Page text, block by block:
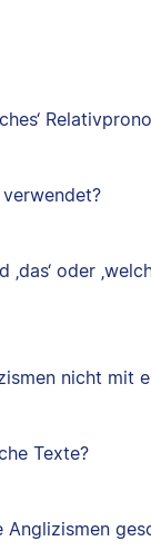
oder
nicht mit
Texte?